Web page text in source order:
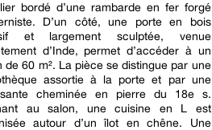
bordé d’une rambarde en fer forgé
D’un côté, une porte en bois
et largement sculptée, venue
d’Inde, permet d’accéder à un
de 60 m². La pièce se distingue par une
assortie à la porte et par une
cheminée en pierre du 18e s.
au salon, une cuisine en L est
autour d’un îlot en chêne. Une